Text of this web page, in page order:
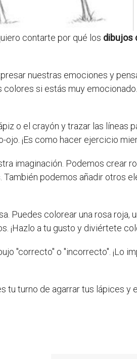
contarte por qué los dibujos
nuestras emociones y
si estás muy
o el crayón y trazar las líneas
¡Es como hacer ejercicio
imaginación. Podemos crear
podemos añadir otros
Puedes colorear una rosa roja,
¡Hazlo a tu gusto y diviértete
"correcto" o "incorrecto". ¡Lo
tu turno de agarrar tus lápices y